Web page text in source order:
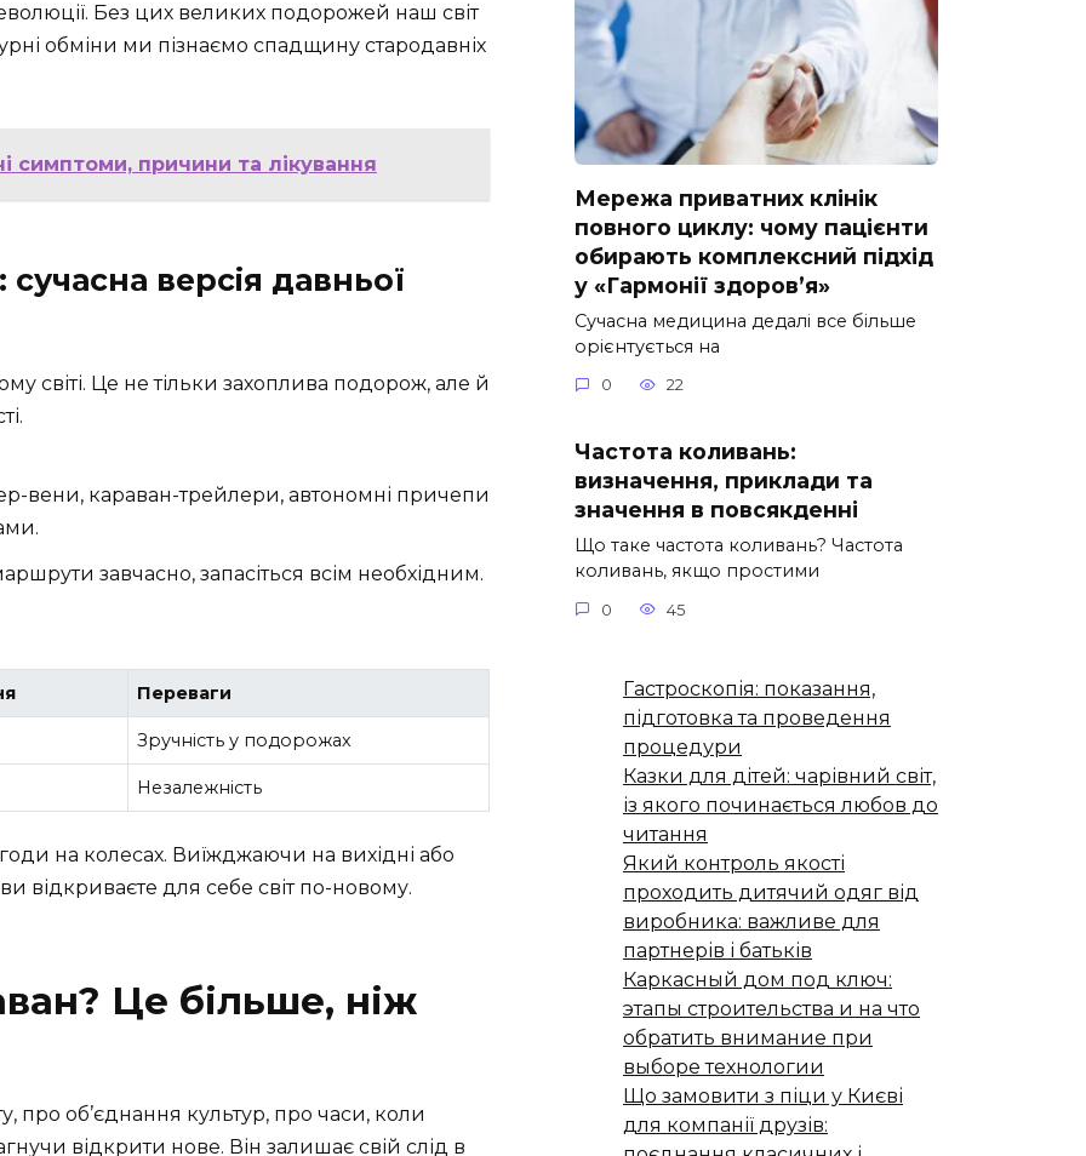
Без цих великих подорожей наш світ
обміни ми пізнаємо спадщину стародавніх
симптоми, причини та лікування
версія давньої
світі. Це не тільки захоплива подорож, але й
вени, караван-трейлери, автономні причепи
завчасно, запасіться всім необхідним.
Переваги
Зручність у подорожах
Незалежність
на колесах. Виїжджаючи на вихідні або
для себе світ по-новому.
Це більше, ніж
про об’єднання культур, про часи, коли
відкрити нове. Він залишає свій слід в
Мережа приватних клінік
повного циклу: чому пацієнти
обирають комплексний підхід
у «Гармонії здоров’я»
Сучасна медицина дедалі все більше
орієнтується на
0 22
Частота коливань:
визначення, приклади та
значення в повсякденні
Що таке частота коливань? Частота
коливань, якщо простими
0 45
Гастроскопія: показання,
підготовка та проведення
процедури
Казки для дітей: чарівний світ,
із якого починається любов до
читання
Який контроль якості
проходить дитячий одяг від
виробника: важливе для
партнерів і батьків
Каркасный дом под ключ:
этапы строительства и на что
обратить внимание при
выборе технологии
Що замовити з піци у Києві
для компанії друзів: